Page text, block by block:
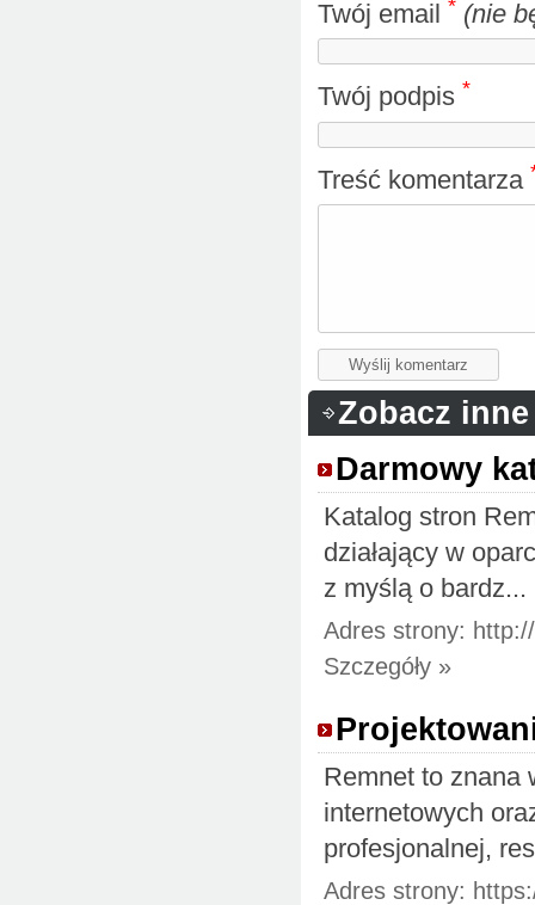
Twój email * (nie
Twój podpis *
Treść komentarza
Zobacz
Darmowy
Katalog stron
działający w
z myślą o bardz...
Adres strony:
Szczegóły »
Remnet to znana
internetowych
profesjonalnej,
Adres strony: